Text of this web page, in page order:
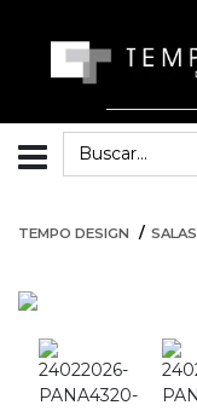
TEMPO DESIGN SALAS